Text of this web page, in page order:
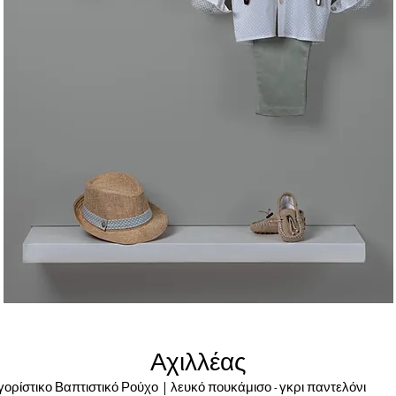
Αχιλλέας
Βαπτιστικό Ρούχο | λευκό πουκάμισο - γκρι